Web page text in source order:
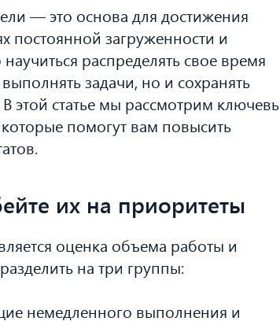
— это основа для достижения
постоянной загруженности и
распределять свое время
задачи, но и сохранять
статье мы рассмотрим
помогут вам повысить
их на приоритеты
оценка объема работы и
на три группы:
немедленного выполнения и